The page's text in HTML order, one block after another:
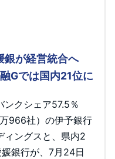
銀が経営統合へ
Gでは国内21位に
ンクシェア57.5％
966社）の伊予銀行
ィングスと、県内2
銀行が、7月24日